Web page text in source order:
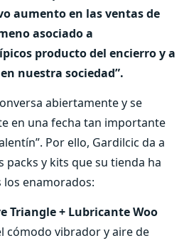
aumento en las ventas de
asociado a
producto del encierro y a
nuestra sociedad”.
abiertamente y se
en una fecha tan importante
Por ello, Gardilcic da a
packs y kits que su tienda ha
enamorados:
Triangle + Lubricante Woo
cómodo vibrador y aire de